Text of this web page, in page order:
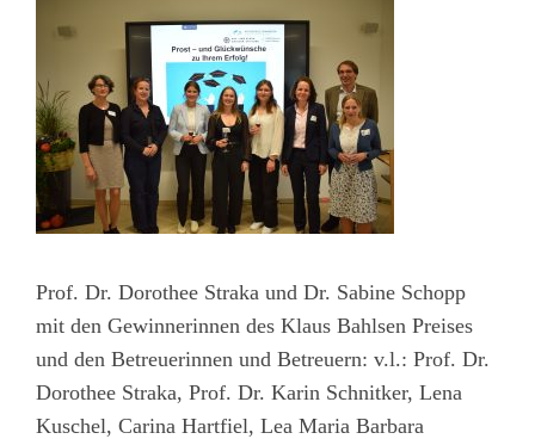
Prof. Dr. Dorothee Straka und Dr. Sabine Schopp
mit den Gewinnerinnen des Klaus Bahlsen Preises
und den Betreuerinnen und Betreuern: v.l.: Prof. Dr.
Dorothee Straka, Prof. Dr. Karin Schnitker, Lena
Kuschel, Carina Hartfiel, Lea Maria Barbara